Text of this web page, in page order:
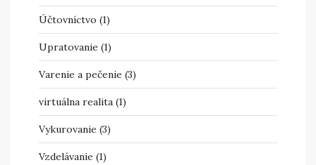
Účtovníctvo (1)
Upratovanie (1)
Varenie a pečenie (3)
virtuálna realita (1)
Vykurovanie (3)
Vzdelávanie (1)